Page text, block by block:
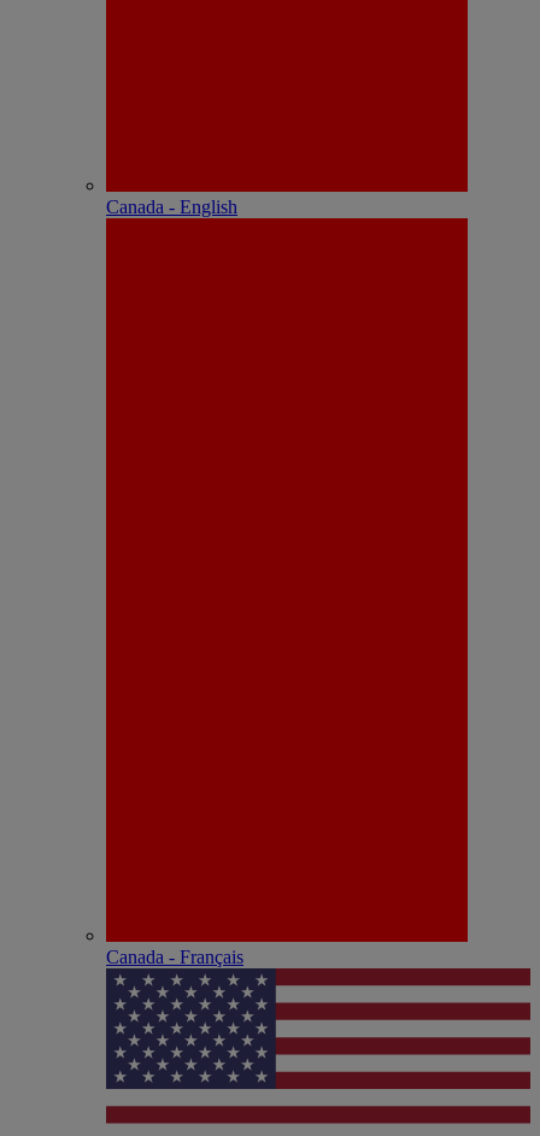
Canada - English
Canada - Français